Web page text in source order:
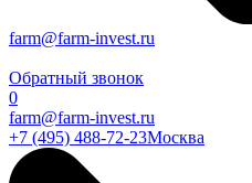
farm@farm-invest.ru
Обратный звонок
0
farm@farm-invest.ru
+7 (495) 488-72-23Москва